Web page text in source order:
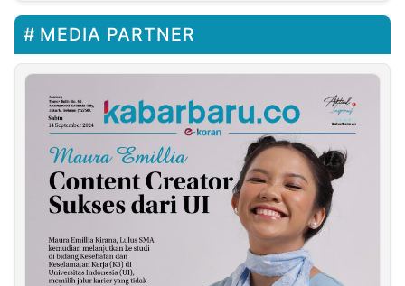
MEDIA PARTNER